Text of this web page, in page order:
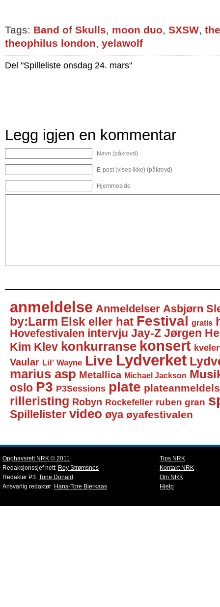
Tags: Band of Skulls, moon duo, SXSW,
theophilus london, yelawolf
Del "Spilleliste onsdag 24. mars"
Legg igjen en kommentar
Navn (påkrevd)
E-post (vises ikke) (påkrevd)
Hjemmeside
anmeldelse Anmeldelser Asbjørn
by:Larm Elsk eller hat Festival gratis
Hovefestivalen intervju Jay-Z Jørgen
Kim Klev konkurranse konsert
Vaular Lil' Wayne Live Lydverket
marius asp Metallica Michael Jackson
oslo P3 P3Sessions plate
rilleristing Robyn Rockefeller ruben gran
Spillelister video øya øyafestivalen
Opphavsrett NRK © 2011
Redaksjonssjef nett: Roy Strømsnes
Redaktør P3: Tone Donald
Ansvarlig redaktør: Hans-Tore Bjerkaas
Tips NRK
Kontakt NRK
Om NRK
Hjelp